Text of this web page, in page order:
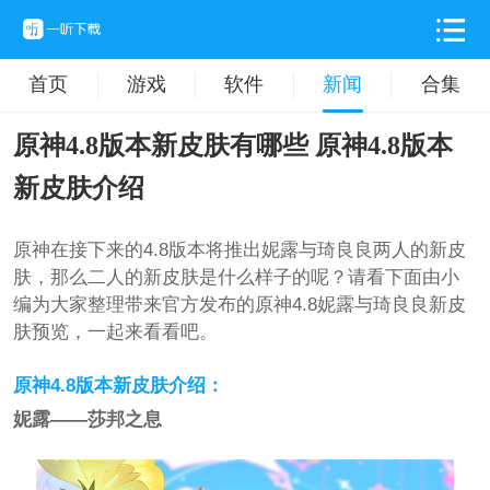
首页 游戏 软件 新闻 合集
原神4.8版本新皮肤有哪些 原神4.8版本
新皮肤介绍
原神在接下来的4.8版本将推出妮露与琦良良两人的新皮
肤，那么二人的新皮肤是什么样子的呢？请看下面由小
编为大家整理带来官方发布的原神4.8妮露与琦良良新皮
肤预览，一起来看看吧。
原神4.8版本新皮肤介绍：
妮露——莎邦之息